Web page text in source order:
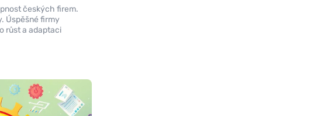
českých firem.
Úspěšné firmy
růst a adaptaci